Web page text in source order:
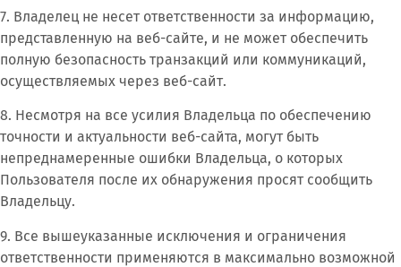
7. Владелец не несет ответственности за информацию,
представленную на веб-сайте, и не может обеспечить
полную безопасность транзакций или коммуникаций,
осуществляемых через веб-сайт.
8. Несмотря на все усилия Владельца по обеспечению
точности и актуальности веб-сайта, могут быть
непреднамеренные ошибки Владельца, о которых
Пользователя после их обнаружения просят сообщить
Владельцу.
9. Все вышеуказанные исключения и ограничения
ответственности применяются в максимально возможной